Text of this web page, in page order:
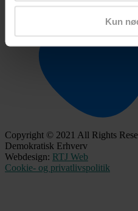
Kun
Copyright © 2021 All Rights
Demokratisk Erhverv
Webdesign: RTJ Web
Cookie- og privatlivspolitik